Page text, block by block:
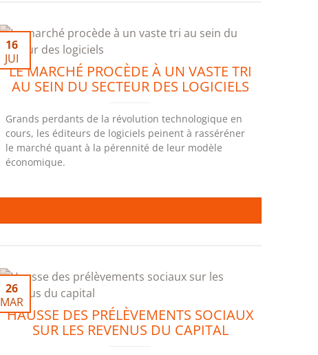
LE MARCHÉ PROCÈDE À UN VASTE TRI
AU SEIN DU SECTEUR DES LOGICIELS
16
JUI
Grands perdants de la révolution technologique en
cours, les éditeurs de logiciels peinent à rasséréner
le marché quant à la pérennité de leur modèle
économique.
HAUSSE DES PRÉLÈVEMENTS SOCIAUX
SUR LES REVENUS DU CAPITAL
26
MAR